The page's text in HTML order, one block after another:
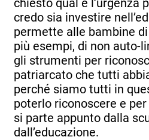
chiesto qual è l’urgenza
credo sia investire
permette alle bambine
più esempi, di non auto-
gli strumenti per
patriarcato che tutti
perché siamo tutti in
poterlo riconoscere e
si parte appunto dalla
dall’educazione.